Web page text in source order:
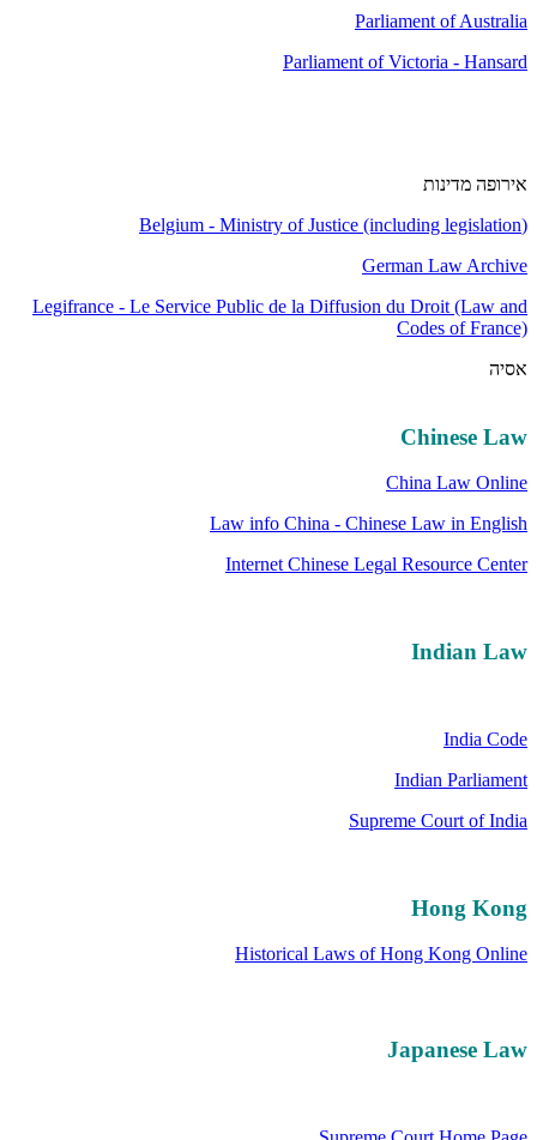
Parliament of Australia
Parliament of Victoria - Hansard
אירופה מדינות
(
Belgium - Ministry of Justice (including legislation
German Law Archive
Legifrance - Le Service Public de la Diffusion du Droit (Law and
Codes of France)
אסיה
Chinese Law
China Law Online
Law info China - Chinese Law in English
Internet Chinese Legal Resource Center
Indian Law
India Code
Indian Parliament
Supreme Court of India
Hong Kong
Historical Laws of Hong Kong Online
Japanese Law